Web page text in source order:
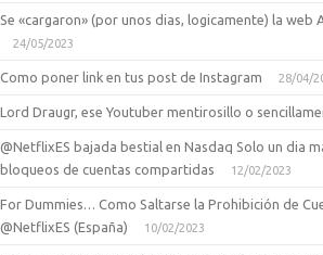
Se «cargaron» (por unos dias, logicamente) la web
24/05/2023
Como poner link en tus post de Instagram 28/04/
Lord Draugr, ese Youtuber mentirosillo o
@NetflixES bajada bestial en Nasdaq Solo un dia
bloqueos de cuentas compartidas
12/02/2023
For Dummies… Como Saltarse la Prohibición de
@NetflixES (España)
10/02/2023